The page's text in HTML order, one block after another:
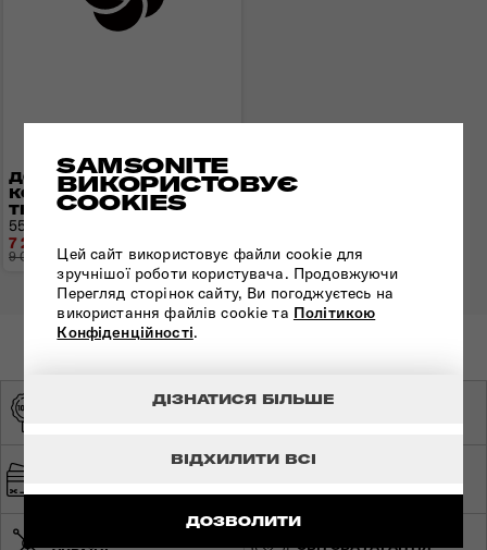
SAMSONITE
ВИКОРИСТОВУЄ
COOKIES
Цей сайт використовує файли cookie для
зручнішої роботи користувача. Продовжуючи
Перегляд сторінок сайту, Ви погоджуєтесь на
використання файлів cookie та Політикою
Конфіденційності.
ДОЗВОЛИТИ
ВІДХИЛИТИ ВСІ
ДІЗНАТИСЯ БІЛЬШЕ
ДОРОЖНЯ СУМКА НА
КОЛЕСАХ URBAN
TRACK DISNEY
55x35x20 см | 2,5 кг | 55 л
7 216 грн
9 020 грн - 1 804 грн
ОРИГІНАЛЬНА
ЕКСКЛЮЗИВНИЙ
ШВИДКА ТА
ДОСТАВКА
СВІТОВА ГАРАНТІЯ